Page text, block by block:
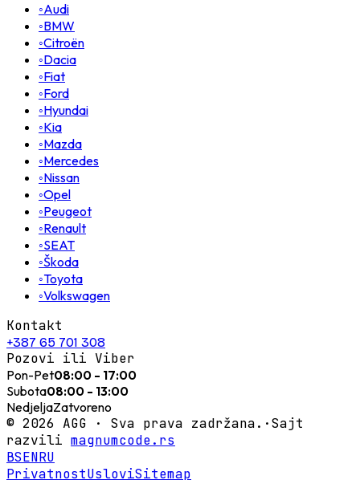
◦Audi
◦BMW
◦Citroën
◦Dacia
◦Fiat
◦Ford
◦Hyundai
◦Kia
◦Mazda
◦Mercedes
◦Nissan
◦Opel
◦Peugeot
◦Renault
◦SEAT
◦Škoda
◦Toyota
◦Volkswagen
Kontakt
+387 65 701 308
Pozovi ili Viber
Pon-Pet08:00 - 17:00
Subota08:00 - 13:00
NedjeljaZatvoreno
© 2026 AGG · Sva prava zadržana. ·Sajt
razvili magnumcode.rs
BSENRU
PrivatnostUsloviSitemap